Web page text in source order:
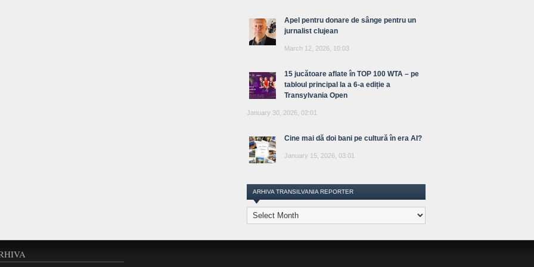
Apel pentru donare de sânge pentru un
jurnalist clujean
March 12, 2026, 10:03
15 jucătoare aflate în TOP 100 WTA – pe
tabloul principal la a 6-a ediție a
Transylvania Open
January 30, 2026, 02:01
Cine mai dă doi bani pe cultură în era AI?
January 15, 2026, 03:01
ARHIVA TRANSILVANIA REPORTER
Arhiva
Transilvania